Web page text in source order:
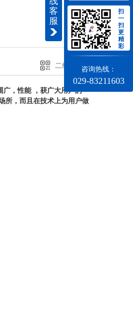
二维码分享
，性能 ，获广大用户的一
所，而且在技术上为用户做
客
服
扫
一
扫
更
精
彩
咨询热线：
029-83211603